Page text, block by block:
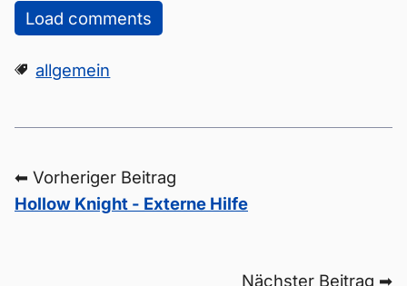
Load comments
allgemein
⬅ Vorheriger Beitrag
Hollow Knight - Externe Hilfe
Nächster Beitrag ➡